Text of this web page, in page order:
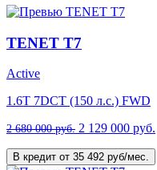
TENET T7
Active
1.6T 7DCT (150 л.с.) FWD
2 680 000 руб. 2 129 000 руб.
В кредит от 35 492 руб/мес.